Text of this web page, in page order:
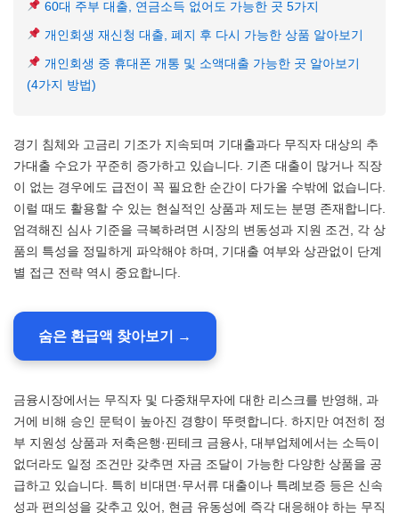
60대 주부 대출, 연금소득 없어도 가능한 곳 5가지
개인회생 재신청 대출, 폐지 후 다시 가능한 상품 알아보기
개인회생 중 휴대폰 개통 및 소액대출 가능한 곳 알아보기
(4가지 방법)
경기 침체와 고금리 기조가 지속되며 기대출과다 무직자 대상의 추
가대출 수요가 꾸준히 증가하고 있습니다. 기존 대출이 많거나 직장
이 없는 경우에도 급전이 꼭 필요한 순간이 다가올 수밖에 없습니다.
이럴 때도 활용할 수 있는 현실적인 상품과 제도는 분명 존재합니다.
엄격해진 심사 기준을 극복하려면 시장의 변동성과 지원 조건, 각 상
품의 특성을 정밀하게 파악해야 하며, 기대출 여부와 상관없이 단계
별 접근 전략 역시 중요합니다.
숨은 환급액 찾아보기 →
금융시장에서는 무직자 및 다중채무자에 대한 리스크를 반영해, 과
거에 비해 승인 문턱이 높아진 경향이 뚜렷합니다. 하지만 여전히 정
부 지원성 상품과 저축은행·핀테크 금융사, 대부업체에서는 소득이
없더라도 일정 조건만 갖추면 자금 조달이 가능한 다양한 상품을 공
급하고 있습니다. 특히 비대면·무서류 대출이나 특례보증 등은 신속
성과 편의성을 갖추고 있어, 현금 유동성에 즉각 대응해야 하는 무직